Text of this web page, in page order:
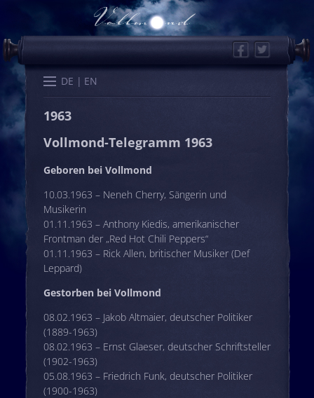
FacebookTwitter
DE EN
Start Kalender Karten
1963
Vollmond-Telegramm 1963
Geboren bei Vollmond
10.03.1963 – Neneh Cherry, Sängerin und
Musikerin
01.11.1963 – Anthony Kiedis, amerikanischer
Frontman der „Red Hot Chili Peppers“
01.11.1963 – Rick Allen, britischer Musiker (Def
Leppard)
Gestorben bei Vollmond
08.02.1963 – Jakob Altmaier, deutscher Politiker
(1889-1963)
08.02.1963 – Ernst Glaeser, deutscher Schriftsteller
(1902-1963)
05.08.1963 – Friedrich Funk, deutscher Politiker
(1900-1963)